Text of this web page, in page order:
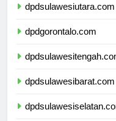
dpdsulawesiutara.com
dpdgorontalo.com
dpdsulawesibarat.com